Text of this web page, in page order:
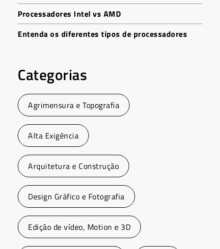
Processadores Intel vs AMD
Entenda os diferentes tipos de processadores
Categorias
Agrimensura e Topografia
Alta Exigência
Arquitetura e Construção
Design Gráfico e Fotografia
Edição de vídeo, Motion e 3D